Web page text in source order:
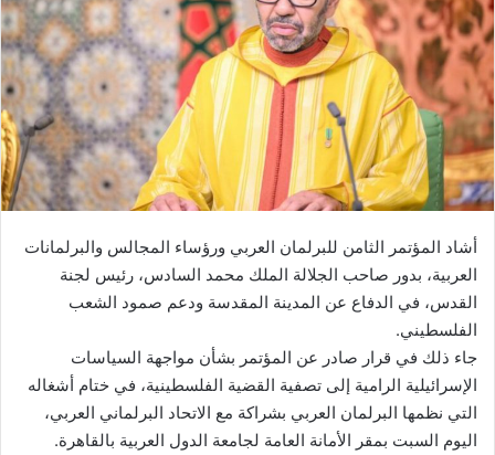
ر
ي
د
ا
إ
ل
ك
ت
و
ن
ي
أشاد المؤتمر الثامن للبرلمان العربي ورؤساء المجالس والبرلمانات
العربية، بدور صاحب الجلالة الملك محمد السادس، رئيس لجنة
القدس، في الدفاع عن المدينة المقدسة ودعم صمود الشعب
الفلسطيني.
جاء ذلك في قرار صادر عن المؤتمر بشأن مواجهة السياسات
الإسرائيلية الرامية إلى تصفية القضية الفلسطينية، في ختام أشغاله
التي نظمها البرلمان العربي بشراكة مع الاتحاد البرلماني العربي،
اليوم السبت بمقر الأمانة العامة لجامعة الدول العربية بالقاهرة.